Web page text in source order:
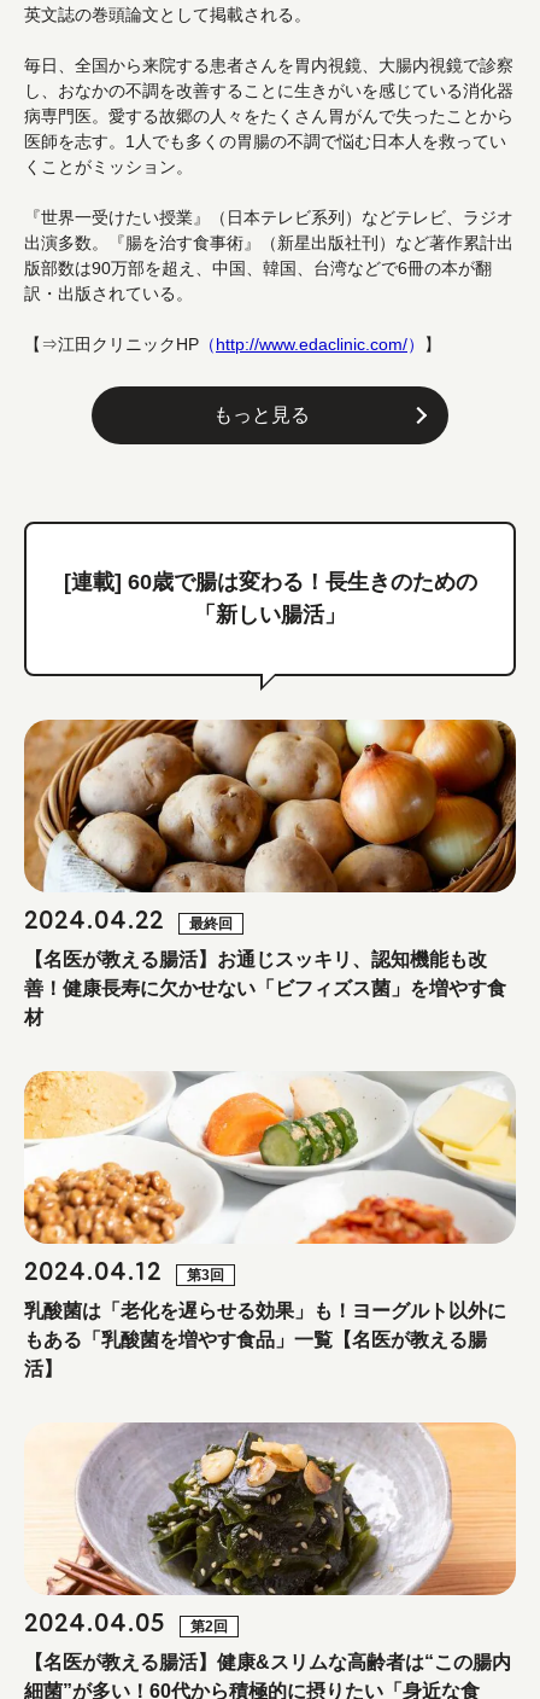
英文誌の巻頭論文として掲載される。
毎日、全国から来院する患者さんを胃内視鏡、大腸内視鏡で診察
し、おなかの不調を改善することに生きがいを感じている消化器
病専門医。愛する故郷の人々をたくさん胃がんで失ったことから
医師を志す。1人でも多くの胃腸の不調で悩む日本人を救ってい
くことがミッション。
『世界一受けたい授業』（日本テレビ系列）などテレビ、ラジオ
出演多数。『腸を治す食事術』（新星出版社刊）など著作累計出
版部数は90万部を超え、中国、韓国、台湾などで6冊の本が翻
訳・出版されている。
【⇒江田クリニックHP （http://www.edaclinic.com/） 】
もっと見る
[連載] 60歳で腸は変わる！長生きのための
「新しい腸活」
2024.04.22 最終回
【名医が教える腸活】お通じスッキリ、認知機能も改
善！健康長寿に欠かせない「ビフィズス菌」を増やす食
材
2024.04.12 第3回
乳酸菌は「老化を遅らせる効果」も！ヨーグルト以外に
もある「乳酸菌を増やす食品」一覧【名医が教える腸
活】
2024.04.05 第2回
【名医が教える腸活】健康&スリムな高齢者は“この腸内
細菌”が多い！60代から積極的に摂りたい「身近な食